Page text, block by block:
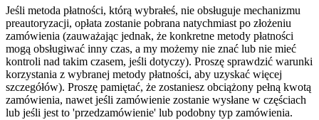
Jeśli metoda płatności, którą wybrałeś, nie obsługuje mechanizmu
preautoryzacji, opłata zostanie pobrana natychmiast po złożeniu
zamówienia (zauważając jednak, że konkretne metody płatności
mogą obsługiwać inny czas, a my możemy nie znać lub nie mieć
kontroli nad takim czasem, jeśli dotyczy). Proszę sprawdzić warunki
korzystania z wybranej metody płatności, aby uzyskać więcej
szczegółów). Proszę pamiętać, że zostaniesz obciążony pełną kwotą
zamówienia, nawet jeśli zamówienie zostanie wysłane w częściach
lub jeśli jest to 'przedzamówienie' lub podobny typ zamówienia.